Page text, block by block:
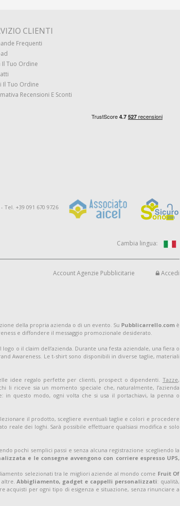
CLIENTI
Frequenti
Il Tuo Ordine
Il Tuo Ordine
Recensioni E Sconti
+39 091 670 9726
Cambia lingua:
Account Agenzie Pubblicitarie Accedi
della propria azienda o di un evento. Su Pubblicarrello.comè
e diffondere il messaggio promozionale desiderato.
logo o il claim dell’azienda. Durante una festa aziendale, una fiera o
Awareness. Le t-shirt sono disponibili in diverse taglie, materiali
idee regalo perfette per clienti, prospect o dipendenti. Tazze,
li riceve sia un momento speciale che, naturalmente, l’azienda
in questo modo, ogni volta che si usa il portachiavi, la penna o
il prodotto, scegliere eventuali taglie e colori e procedere
reale dei loghi. Sarà possibile effettuare qualsiasi modifica e solo
pochi semplici passi e senza alcuna registrazione scegliendo la
e le consegne avvengono con corriere espresso UPS,
selezionati tra le migliori aziende al mondo come Fruit Of
altre.Abbigliamento, gadget e cappelli personalizzati: qualità,
per ogni tipo di esigenza e situazione, senza rinunciare a